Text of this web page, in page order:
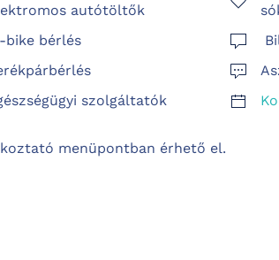
autótöltők
bike bérlés
szolgáltatók
menüpontban érhető el.